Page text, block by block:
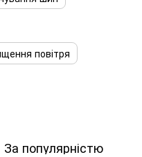
повітря
За популярністю